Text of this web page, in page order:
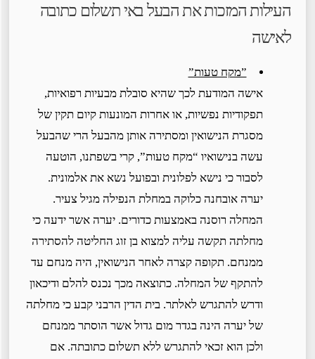
העילות המזכות את הבעל באי תשלום כתובה
לאישה
”מקח טעות”
אישה המודעת לכך שהיא סובלת מבעיות רפואיות,
תפקודיות נפשיות, או אחרות המונעות קיום תקין של
מסגרת הנישואין ומסתירה אותן מהבעל הרי שהבעל
עשה בנישואיו “מקח טעות”, קרי בשפתנו, הוטעה
לסבור כי נישא לפלונית ובפועל נשא את אלמונית.
יערה אובחנה כלוקה במחלת הנפילה מגיל צעיר.
המחלה רוסנה באמצעות כדורים. יערה אשר ידעה כי
מחלתה תקשה עליה למצוא בן זוג החליטה להסתירה
ממנחם. תקופה קצרה לאחר הנישואין, היה מנחם עד
להתקף של המחלה. כתוצאה מכך נכנס להלם ודיכאון
ודרש להתגרש לאלתר. בית הדין הרבני קבע כי מחלתה
של יערה הינה בגדר מום גדול אשר הוסתר ממנחם
ולכן הוא זכאי להתגרש ללא תשלום כתובתה. אם